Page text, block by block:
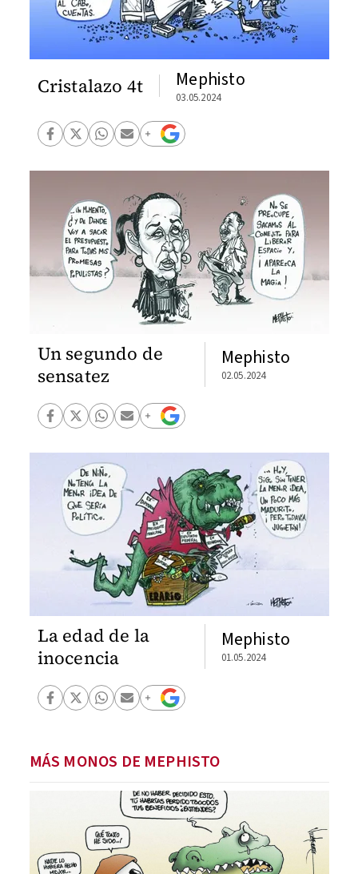
Cristalazo 4t Mephisto
03.05.2024
Un segundo de
sensatez
Mephisto
02.05.2024
La edad de la
inocencia
Mephisto
01.05.2024
MÁS MONOS DE MEPHISTO